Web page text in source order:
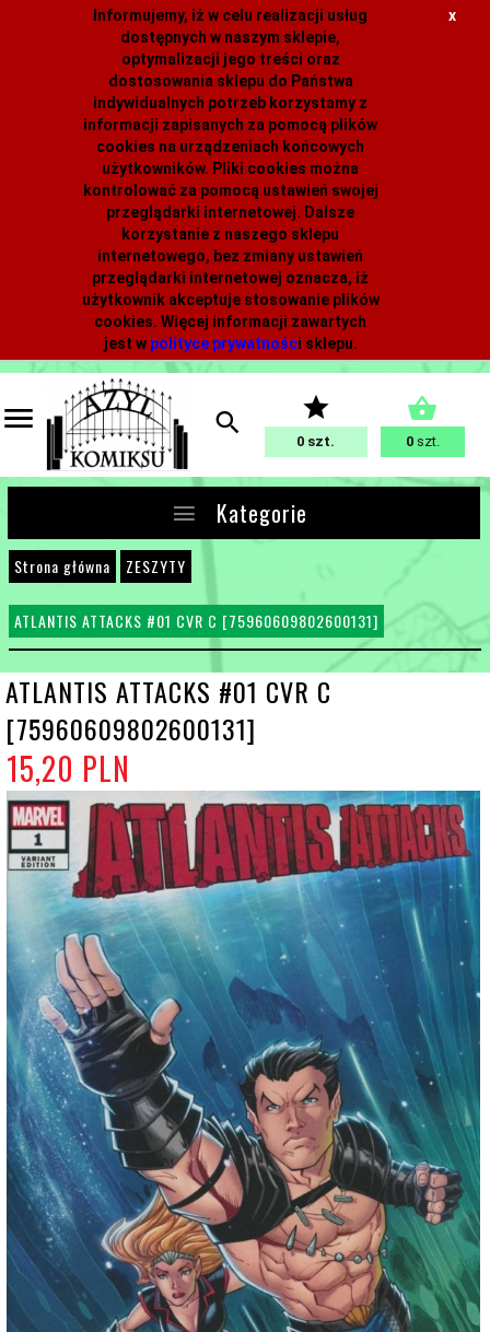
Informujemy, iż w celu realizacji usług
dostępnych w naszym sklepie,
optymalizacji jego treści oraz
dostosowania sklepu do Państwa
indywidualnych potrzeb korzystamy z
informacji zapisanych za pomocą plików
cookies na urządzeniach końcowych
użytkowników. Pliki cookies można
kontrolować za pomocą ustawień swojej
przeglądarki internetowej. Dalsze
korzystanie z naszego sklepu
internetowego, bez zmiany ustawień
przeglądarki internetowej oznacza, iż
użytkownik akceptuje stosowanie plików
cookies. Więcej informacji zawartych
jest w polityce prywatności sklepu.
x
0 0 szt.
Kategorie
Strona główna ZESZYTY
ATLANTIS ATTACKS #01 CVR C [75960609802600131]
ATLANTIS ATTACKS #01 CVR C
[75960609802600131]
15,20 PLN